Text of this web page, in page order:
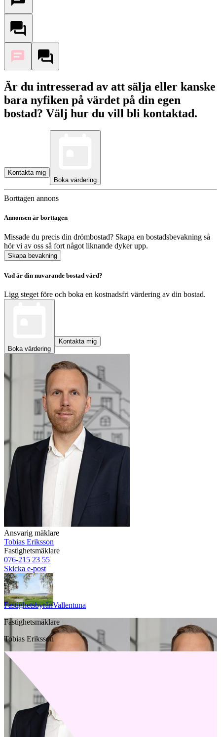
Är du intresserad av att sälja eller kanske
bara nyfiken på värdet på din egen
bostad? Välj hur du vill bli kontaktad.
Kontakta mig
Boka värdering
Borttagen annons
Annonsen är borttagen
Missade du precis din drömbostad? Skapa en bostadsbevakning så
hör vi av oss så fort något liknande dyker upp.
Skapa bevakning
Vad är din nuvarande bostad värd?
Ligg steget före och boka en kostnadsfri värdering av din bostad.
Boka värdering
Kontakta mig
Ansvarig mäklare
Tobias Eriksson
Fastighetsmäklare
076-215 23 55
Skicka e-post
FastighetsbyrånVallentuna
Fastighetsmäklare
Tobias Eriksson